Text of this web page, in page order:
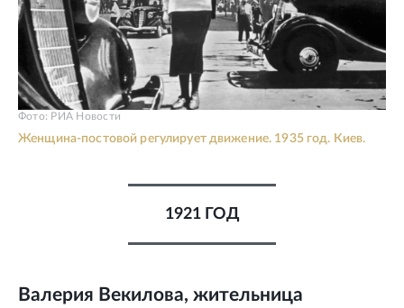
Женщина-постовой регулирует движение. 1935 год. Киев.
Фото: РИА Новости
1921 ГОД
Валерия Векилова, жительница